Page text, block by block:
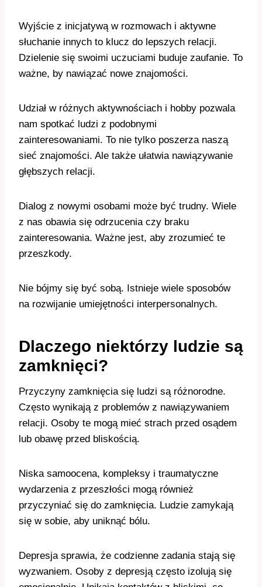
Wyjście z inicjatywą w rozmowach i aktywne
słuchanie innych to klucz do lepszych relacji.
Dzielenie się swoimi uczuciami buduje zaufanie. To
ważne, by nawiązać nowe znajomości.
Udział w różnych aktywnościach i hobby pozwala
nam spotkać ludzi z podobnymi
zainteresowaniami. To nie tylko poszerza naszą
sieć znajomości. Ale także ułatwia nawiązywanie
głębszych relacji.
Dialog z nowymi osobami może być trudny. Wiele
z nas obawia się odrzucenia czy braku
zainteresowania. Ważne jest, aby zrozumieć te
przeszkody.
Nie bójmy się być sobą. Istnieje wiele sposobów
na rozwijanie umiejętności interpersonalnych.
Dlaczego niektórzy ludzie są
zamknięci?
Przyczyny zamknięcia się ludzi są różnorodne.
Często wynikają z problemów z nawiązywaniem
relacji. Osoby te mogą mieć strach przed osądem
lub obawę przed bliskością.
Niska samoocena, kompleksy i traumatyczne
wydarzenia z przeszłości mogą również
przyczyniać się do zamknięcia. Ludzie zamykają
się w sobie, aby uniknąć bólu.
Depresja sprawia, że codzienne zadania stają się
wyzwaniem. Osoby z depresją często izolują się